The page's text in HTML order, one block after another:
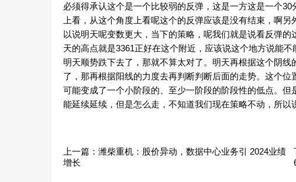
必须得承认这个是一个比较弱的反弹，这是一方这是一个
上看，从这个角度上看呢这个的反弹应该是没有结束，啊
以说明天呢变数更大，当下的策略，呢我们就是说看反弹
天的高点就是3361正好在这个附近，应该说这个地方说能
明天顺势跌下去了，那就不算太对了。明天再根据这个阴
了，那再根据阳线的力度去再判断判断后面的走势。这个
可能变成了一个小阶段的、至少一阶段的阶段性的低点。
能延续延续，但是怎么走，不知道我们现在策略不动，所以
上一篇： 潍柴重机：股价异动，数据中心业务引 2024业绩
增长